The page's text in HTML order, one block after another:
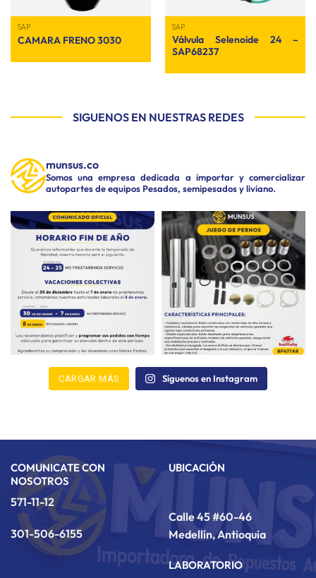
SAP
CAMARA FRENO 3030
SAP
Válvula Selenoide 24 –
SAP68237
SIGUENOS EN NUESTRAS REDES
munsus.co
Somos una empresa dedicada a importar y comercializar
autopartes de equipos Pesados, semipesados y liviano.
CARGAR MÁS Síguenos en Instagram
COMUNICATE CON
NOSOTROS
571-11-12
301-506-6155
UBICACIÓN
Calle 45 #60-46
Medellín, Antioquia
LABORATORIO